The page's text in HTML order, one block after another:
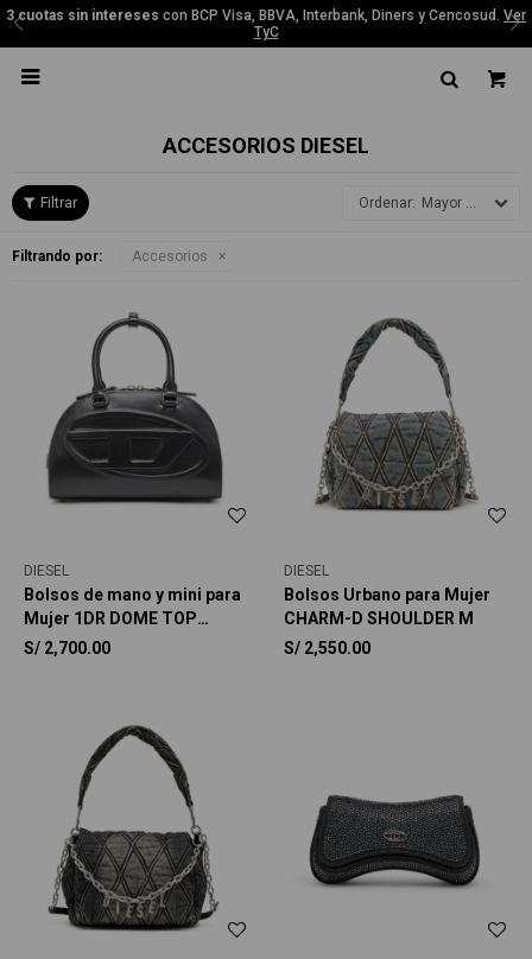
3 cuotas sin intereses con BCP Visa, BBVA, Interbank, Diners y Cencosud. Ver
TyC

ACCESORIOS DIESEL
Mayor precio
Filtrando por: Accesorios
DIESEL
Bolsos de mano y mini para
Mujer 1DR DOME TOP
HANDLE
S/ 2,700.00
DIESEL
Bolsos Urbano para Mujer
CHARM-D SHOULDER M
S/ 2,550.00